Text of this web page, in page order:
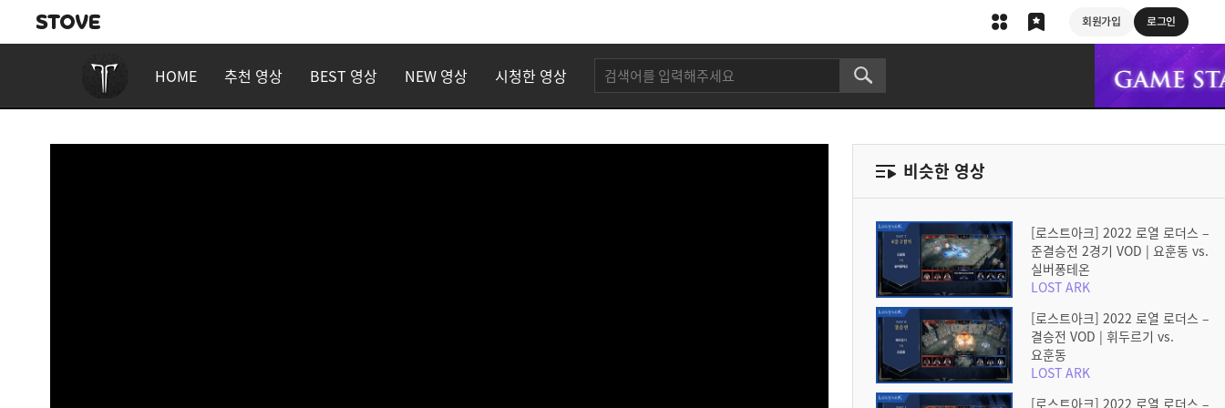
회원가입 로그인
HOME 추천 영상 BEST 영상 NEW 영상 시청한 영상
비슷한 영상
[로스트아크] 2022 로열 로더스 –
준결승전 2경기 VOD | 요훈동 vs.
실버퐁테온
LOST ARK
[로스트아크] 2022 로열 로더스 –
결승전 VOD | 휘두르기 vs.
요훈동
LOST ARK
[로스트아크] 2022 로열 로더스 –